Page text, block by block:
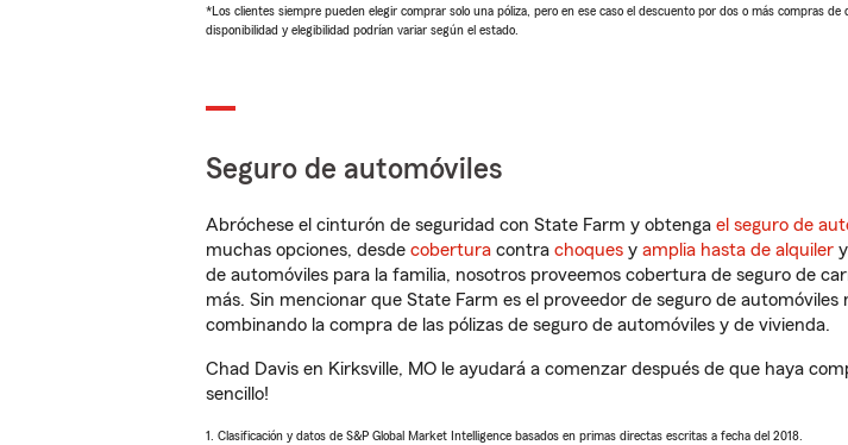
*Los clientes siempre pueden elegir comprar solo una póliza, pero en ese caso el descuento por dos o más compras
disponibilidad y elegibilidad podrían variar según el estado.
Seguro de automóviles
Abróchese el cinturón de seguridad con State Farm y obtenga el seguro de
muchas opciones, desde cobertura contra choques y amplia hasta de alquiler
de automóviles para la familia, nosotros proveemos cobertura de seguro de
más. Sin mencionar que State Farm es el proveedor de seguro de automóviles
combinando la compra de las pólizas de seguro de automóviles y de vivienda.
Chad Davis en Kirksville, MO le ayudará a comenzar después de que haya
sencillo!
1. Clasificación y datos de S&P Global Market Intelligence basados en primas directas escritas a fecha del 2018.